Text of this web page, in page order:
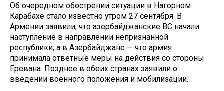
Об очередном обострении ситуации в Нагорном
Карабахе стало известно утром 27 сентября. В
Армении заявили, что азербайджанские ВС начали
наступление в направлении непризнанной
республики, а в Азербайджане — что армия
принимала ответные меры на действия со стороны
Еревана. Позднее в обеих странах заявили о
введении военного положения и мобилизации.